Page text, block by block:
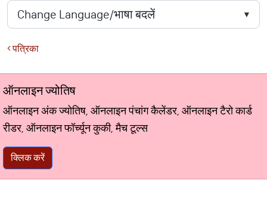
पत्रिका
ऑनलाइन ज्योतिष
ऑनलाइन अंक ज्योतिष, ऑनलाइन पंचांग कैलेंडर, ऑनलाइन टैरो कार्ड
रीडर, ऑनलाइन फॉर्च्यून कुकी, मैच टूल्स
क्लिक करें